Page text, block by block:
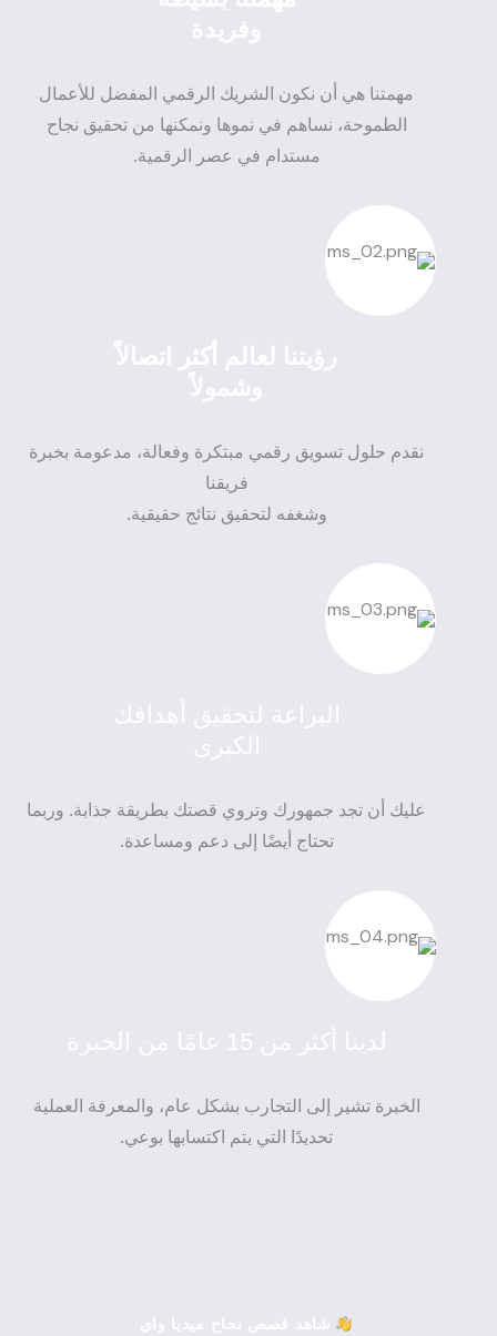
وفريدة
مهمتنا هي أن نكون الشريك الرقمي المفضل للأعمال
الطموحة، نساهم في نموها ونمكنها من تحقيق نجاح
مستدام في عصر الرقمية.
رؤيتنا لعالم أكثر اتصالاً
وشمولاً
نقدم حلول تسويق رقمي مبتكرة وفعالة، مدعومة بخبرة
فريقنا
وشغفه لتحقيق نتائج حقيقية.
البراعة لتحقيق أهدافك
الكبرى
عليك أن تجد جمهورك وتروي قصتك بطريقة جذابة. وربما
تحتاج أيضًا إلى دعم ومساعدة.
لدينا أكثر من 15 عامًا من الخبرة
الخبرة تشير إلى التجارب بشكل عام، والمعرفة العملية
تحديدًا التي يتم اكتسابها بوعي.
شاهد قصص نجاح ميديا واي